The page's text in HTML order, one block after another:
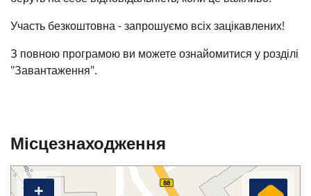
Участь безкоштовна - запрошуємо всіх зацікавлених!
З повною програмою ви можете ознайомитися у розділі
"Завантаження".
Місцезнаходження
+